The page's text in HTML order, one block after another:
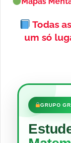
Todas
um só
GRUPO